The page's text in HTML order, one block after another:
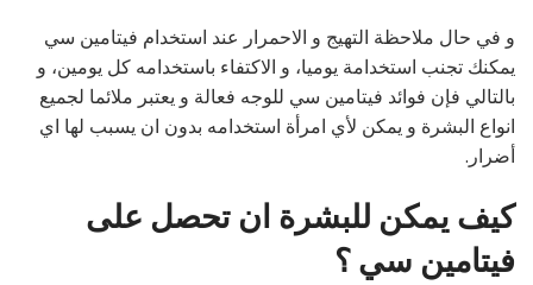
و في حال ملاحظة التهيج و الاحمرار عند استخدام فيتامين سي
يمكنك تجنب استخدامة يوميا، و الاكتفاء باستخدامه كل يومين، و
بالتالي فإن فوائد فيتامين سي للوجه فعالة و يعتبر ملائما لجميع
انواع البشرة و يمكن لأي امرأة استخدامه بدون ان يسبب لها اي
أضرار.
كيف يمكن للبشرة ان تحصل على
فيتامين سي ؟